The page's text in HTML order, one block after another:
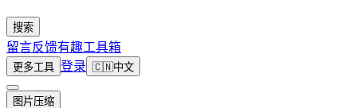
搜索
留言反馈有趣工具箱
更多工具 登录 🇨🇳中文
图片压缩